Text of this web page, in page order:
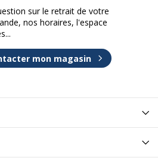
sur le retrait de votre
nos horaires, l'espace
mon magasin